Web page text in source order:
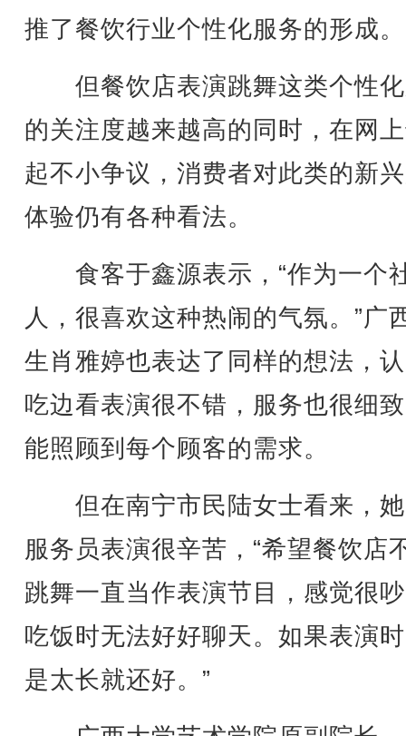
推了餐饮行业个性化服务的形成。
但餐饮店表演跳舞这类个性
的关注度越来越高的同时，在网
起不小争议，消费者对此类的新
体验仍有各种看法。
食客于鑫源表示，“作为一个
人，很喜欢这种热闹的气氛。”广
生肖雅婷也表达了同样的想法，
吃边看表演很不错，服务也很细
能照顾到每个顾客的需求。
但在南宁市民陆女士看来，
服务员表演很辛苦，“希望餐饮店
跳舞一直当作表演节目，感觉很
吃饭时无法好好聊天。如果表演
是太长就还好。”